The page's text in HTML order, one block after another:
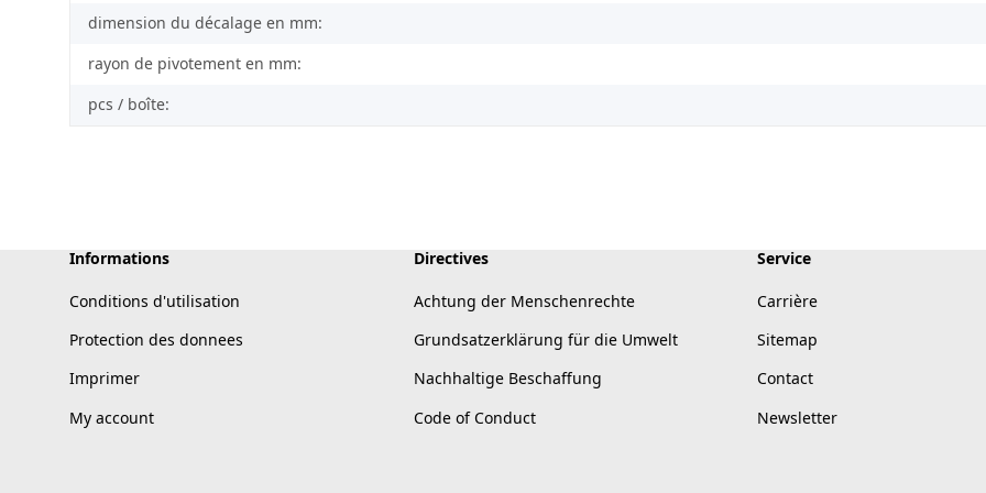
dimension du décalage en mm:
rayon de pivotement en mm:
pcs / boîte:
Informations
Conditions d'utilisation
Protection des donnees
Imprimer
My account
Directives
Achtung der Menschenrechte
Grundsatzerklärung für die Umwelt
Nachhaltige Beschaffung
Code of Conduct
Service
Carrière
Sitemap
Contact
Newsletter